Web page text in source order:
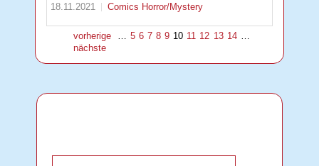
18.11.2021 Comics Horror/Mystery
vorherige 5 6 7 8 9 10 11 12 13 14
nächste